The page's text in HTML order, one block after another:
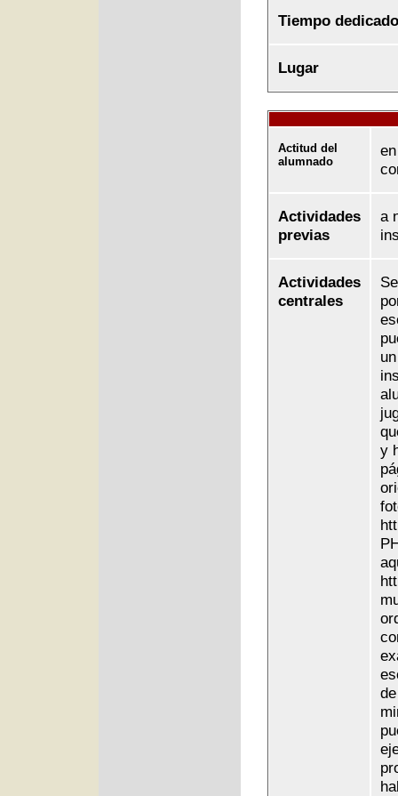
Tiempo dedicado
Lugar
Actitud del
alumnado
Actividades
previas
a
Actividades
centrales
y